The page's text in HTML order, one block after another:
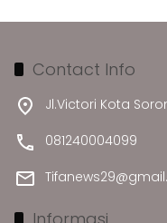
Contact Info
Jl.Victori Kota
081240004099